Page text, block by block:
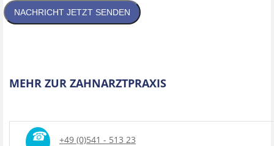
NACHRICHT JETZT SENDEN
MEHR ZUR ZAHNARZTPRAXIS
☎ +49 (0)541 - 513 23